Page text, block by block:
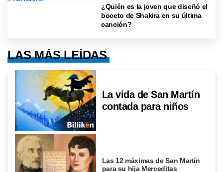
¿Quién es la joven que diseñó el
boceto de Shakira en su última
canción?
LAS MÁS LEÍDAS
La vida de San Martín
contada para niños
Las 12 máximas de San Martín
para su hija Merceditas